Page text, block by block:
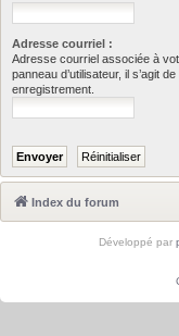
Adresse courriel :
Adresse courriel associée à
panneau d’utilisateur, il s’agit
enregistrement.
Index du forum
Développé par